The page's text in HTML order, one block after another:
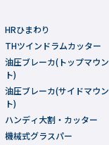
HRひまわり
THツインドラムカッター
油圧ブレーカ(トップマウン
ト)
油圧ブレーカ(サイドマウン
ト)
ハンディ大割・カッター
機械式グラスパー